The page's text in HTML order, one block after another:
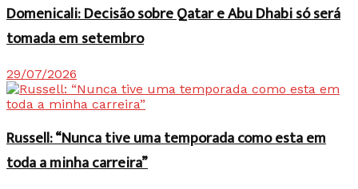
Domenicali: Decisão sobre Qatar e Abu Dhabi só será
tomada em setembro
29/07/2026
Russell: “Nunca tive uma temporada como esta em
toda a minha carreira”